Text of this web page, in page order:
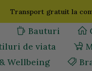
Transport gratuit la
Bauturi
de viata
Wellbeing